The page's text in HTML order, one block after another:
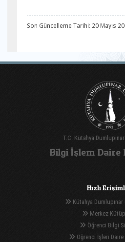
Son Güncelleme Tarihi: 20 Mayıs
T.C. Kütahya
Bilgi İşlem Daire
Hızlı
Kütahya
Merkez
Öğrenci Bilgi
Öğrenci İşleri Daire